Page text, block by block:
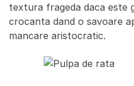
textura frageda daca este
crocanta dand o savoare
mancare aristocratic.